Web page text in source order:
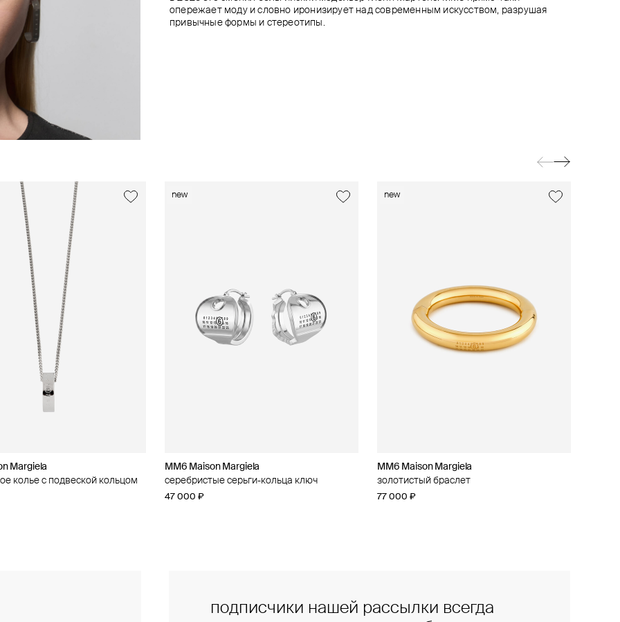
опережает моду и словно иронизирует над современным искусством, разрушая
привычные формы и стереотипы.
Margiela
колье с подвеской кольцом
new
MM6 Maison Margiela
серебристые серьги-кольца ключ
47 000 ₽
new
MM6 Maison Margiela
золотистый браслет
77 000 ₽
Margiela
кольцо
new
MM6 Maison Margiela
двойное кольцо
40 000 ₽
подписчики нашей рассылки всегда